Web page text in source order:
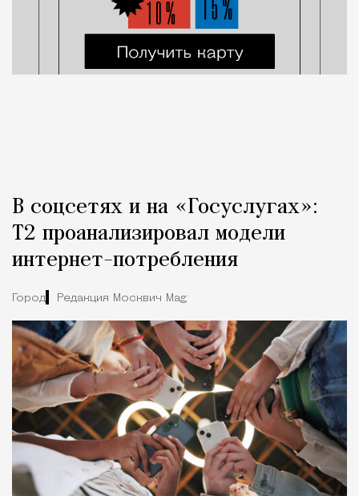
В соцсетях и на «Госуслугах»:
Т2 проанализировал модели
интернет-потребления
Город Редакция Москвич Mag